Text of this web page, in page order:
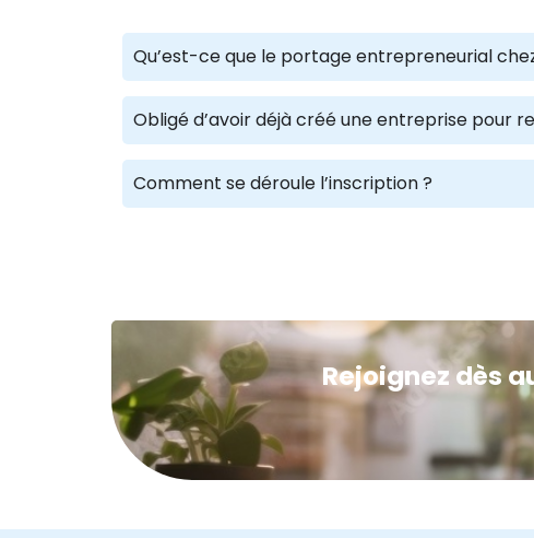
Qu’est-ce que le portage entrepreneurial
Obligé d’avoir déjà créé une entreprise pour
Comment se déroule l’inscription ?
Rejoignez dès